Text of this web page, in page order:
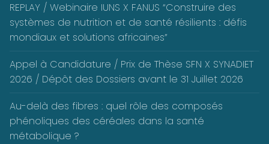
REPLAY / Webinaire IUNS X FANUS “Construire des
systèmes de nutrition et de santé résilients : défis
mondiaux et solutions africaines”
Appel à Candidature / Prix de Thèse SFN X SYNADIET
2026 / Dépôt des Dossiers avant le 31 Juillet 2026
Au-delà des fibres : quel rôle des composés
phénoliques des céréales dans la santé
métabolique ?